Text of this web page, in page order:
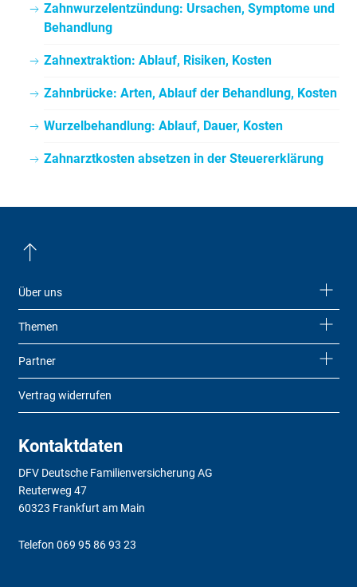
Zahnwurzelentzündung: Ursachen, Symptome und
Behandlung
Zahnextraktion: Ablauf, Risiken, Kosten
Zahnbrücke: Arten, Ablauf der Behandlung, Kosten
Wurzelbehandlung: Ablauf, Dauer, Kosten
Zahnarztkosten absetzen in der Steuererklärung
Über uns
Themen
Partner
Vertrag widerrufen
Kontaktdaten
DFV Deutsche Familienversicherung AG
Reuterweg 47
60323 Frankfurt am Main
Telefon 069 95 86 93 23